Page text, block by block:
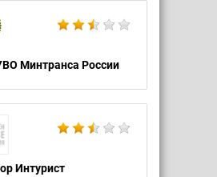
Минтранса России
Интурист